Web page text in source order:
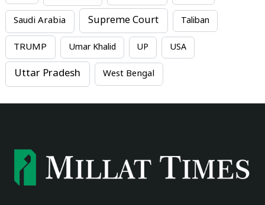
Saudi Arabia Supreme Court Taliban
TRUMP Umar Khalid UP USA
Uttar Pradesh West Bengal